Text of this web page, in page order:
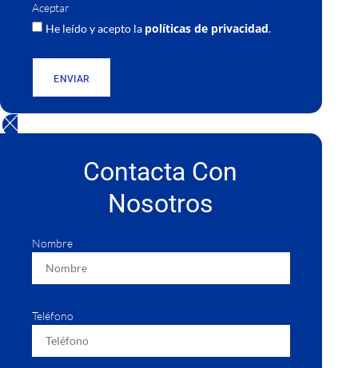
Aceptar
He leído y acepto la políticas de privacidad.
ENVIAR
Contacta Con
Nosotros
Nombre
Teléfono